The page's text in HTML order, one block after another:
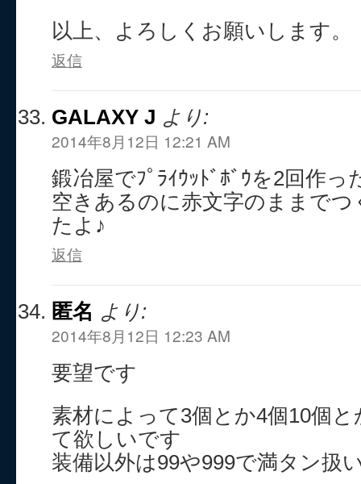
以上、よろしくお願いします。
返信
GALAXY J より:
2014年8月12日 12:21 AM
鍛冶屋でﾌﾟﾗｲｳｯﾄﾞﾎﾞｳを2回作っ
空きあるのに赤文字のままで
たよ♪
返信
匿名 より:
2014年8月12日 12:23 AM
要望です
素材によって3個とか4個10個
て欲しいです
装備以外は99や999で満タン扱